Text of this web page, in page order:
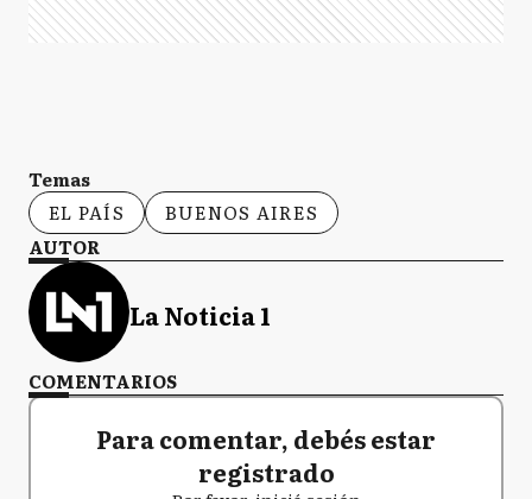
Temas
EL PAÍS
BUENOS AIRES
AUTOR
La Noticia 1
COMENTARIOS
Para comentar, debés estar
registrado